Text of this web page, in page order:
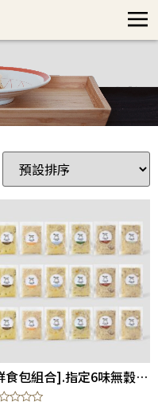
[鮮食包組合].指定6味無穀X3包營養均衡組合 – 貓狗適合